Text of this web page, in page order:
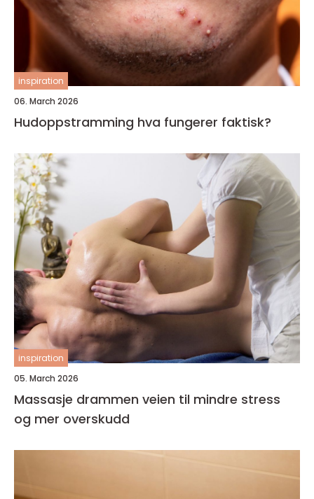
inspiration
06. March 2026
Hudoppstramming hva fungerer faktisk?
inspiration
05. March 2026
Massasje drammen veien til mindre stress
og mer overskudd